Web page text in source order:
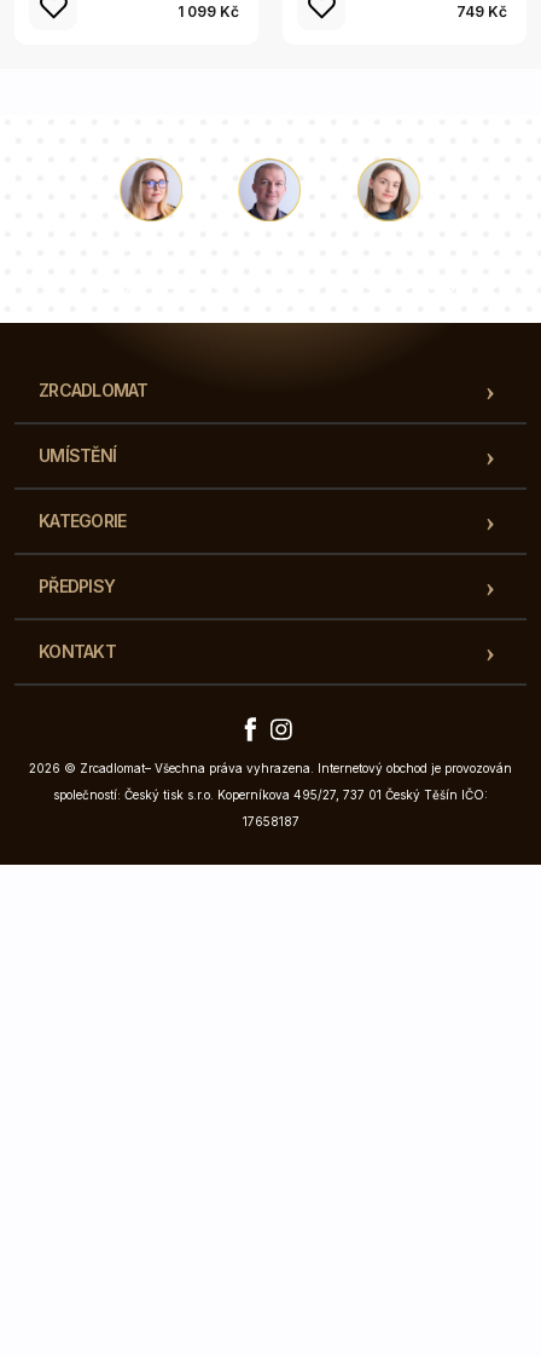
1 099 Kč 749 Kč
ZRCADLOMAT
UMÍSTĚNÍ
KATEGORIE
PŘEDPISY
KONTAKT
2026 © Zrcadlomat– Všechna práva vyhrazena. Internetový obchod je provozován
společností: Český tisk s.r.o. Koperníkova 495/27, 737 01 Český Těšín IČO:
17658187